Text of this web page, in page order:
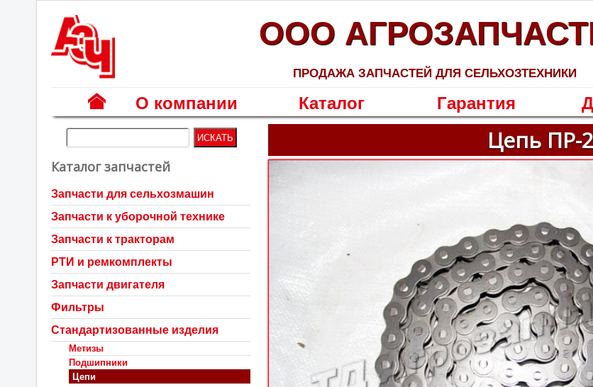
ООО
ПРОДАЖА ЗАПЧАСТЕЙ ДЛЯ СЕЛЬХОЗТЕХНИКИ
Г
л
а
в
н
а
я
О компании Каталог Гарантия
Каталог запчастей
Запчасти для сельхозмашин
Запчасти к уборочной технике
Запчасти к тракторам
РТИ и ремкомплекты
Запчасти двигателя
Фильтры
Стандартизованные изделия
Метизы
Подшипники
Цепи
Цепь ПР-